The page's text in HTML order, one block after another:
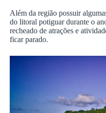
Além da região possuir
do litoral potiguar durante o
recheado de atrações e
ficar parado.